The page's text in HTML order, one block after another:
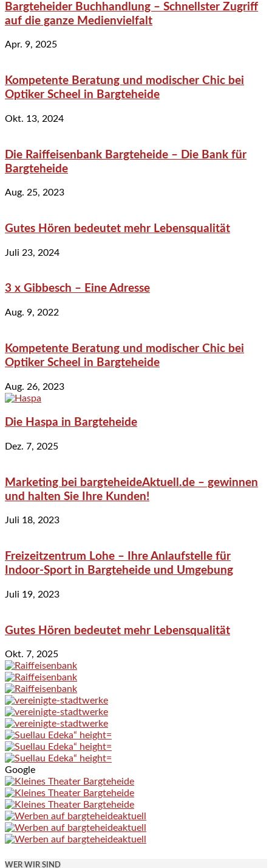
Bargteheider Buchhandlung – Schnellster Zugriff
auf die ganze Medienvielfalt
Apr. 9, 2025
Kompetente Beratung und modischer Chic bei
Optiker Scheel in Bargteheide
Okt. 13, 2024
Die Raiffeisenbank Bargteheide – Die Bank für
Bargteheide
Aug. 25, 2023
Gutes Hören bedeutet mehr Lebensqualität
Juli 23, 2024
3 x Gibbesch – Eine Adresse
Aug. 9, 2022
Kompetente Beratung und modischer Chic bei
Optiker Scheel in Bargteheide
Aug. 26, 2023
Die Haspa in Bargteheide
Dez. 7, 2025
Marketing bei bargteheideAktuell.de – gewinnen
und halten Sie Ihre Kunden!
Juli 18, 2023
Freizeitzentrum Lohe – Ihre Anlaufstelle für
Indoor-Sport in Bargteheide und Umgebung
Juli 19, 2023
Gutes Hören bedeutet mehr Lebensqualität
Okt. 7, 2025
Google
WER WIR SIND